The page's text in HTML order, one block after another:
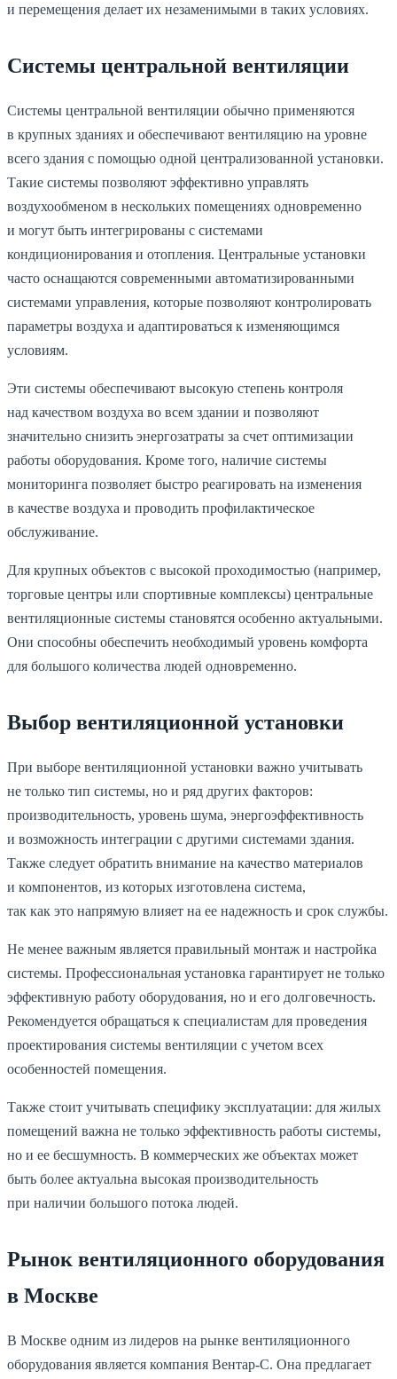
и перемещения делает их незаменимыми в таких условиях.
Системы центральной вентиляции
Системы центральной вентиляции обычно применяются
в крупных зданиях и обеспечивают вентиляцию на уровне
всего здания с помощью одной централизованной установки.
Такие системы позволяют эффективно управлять
воздухообменом в нескольких помещениях одновременно
и могут быть интегрированы с системами
кондиционирования и отопления. Центральные установки
часто оснащаются современными автоматизированными
системами управления, которые позволяют контролировать
параметры воздуха и адаптироваться к изменяющимся
условиям.
Эти системы обеспечивают высокую степень контроля
над качеством воздуха во всем здании и позволяют
значительно снизить энергозатраты за счет оптимизации
работы оборудования. Кроме того, наличие системы
мониторинга позволяет быстро реагировать на изменения
в качестве воздуха и проводить профилактическое
обслуживание.
Для крупных объектов с высокой проходимостью (например,
торговые центры или спортивные комплексы) центральные
вентиляционные системы становятся особенно актуальными.
Они способны обеспечить необходимый уровень комфорта
для большого количества людей одновременно.
Выбор вентиляционной установки
При выборе вентиляционной установки важно учитывать
не только тип системы, но и ряд других факторов:
производительность, уровень шума, энергоэффективность
и возможность интеграции с другими системами здания.
Также следует обратить внимание на качество материалов
и компонентов, из которых изготовлена система,
так как это напрямую влияет на ее надежность и срок службы.
Не менее важным является правильный монтаж и настройка
системы. Профессиональная установка гарантирует не только
эффективную работу оборудования, но и его долговечность.
Рекомендуется обращаться к специалистам для проведения
проектирования системы вентиляции с учетом всех
особенностей помещения.
Также стоит учитывать специфику эксплуатации: для жилых
помещений важна не только эффективность работы системы,
но и ее бесшумность. В коммерческих же объектах может
быть более актуальна высокая производительность
при наличии большого потока людей.
Рынок вентиляционного оборудования
в Москве
В Москве одним из лидеров на рынке вентиляционного
оборудования является компания Вентар-С. Она предлагает